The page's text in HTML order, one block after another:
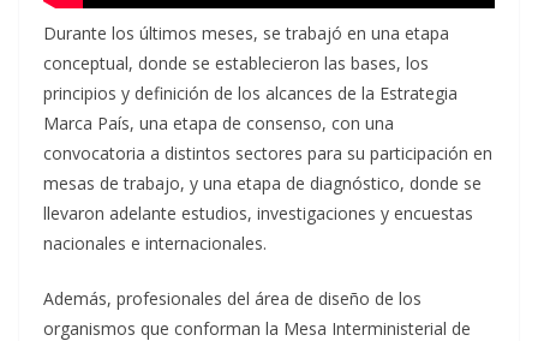
Durante los últimos meses, se trabajó en una etapa
conceptual, donde se establecieron las bases, los
principios y definición de los alcances de la Estrategia
Marca País, una etapa de consenso, con una
convocatoria a distintos sectores para su participación en
mesas de trabajo, y una etapa de diagnóstico, donde se
llevaron adelante estudios, investigaciones y encuestas
nacionales e internacionales.
Además, profesionales del área de diseño de los
organismos que conforman la Mesa Interministerial de